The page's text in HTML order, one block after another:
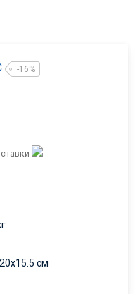
-16%
см